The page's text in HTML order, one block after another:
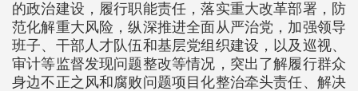
的政治建设，履行职能责任，落实重大改革部署，防
范化解重大风险，纵深推进全面从严治党，加强领导
班子、干部人才队伍和基层党组织建设，以及巡视、
审计等监督发现问题整改等情况，突出了解履行群众
身边不正之风和腐败问题项目化整治牵头责任、解决